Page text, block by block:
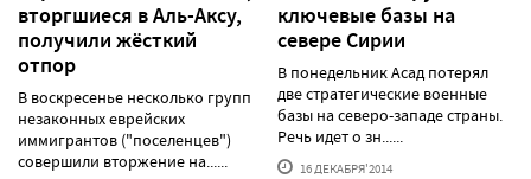
вторгшиеся в Аль-Аксу,
получили жёсткий
отпор
В воскресенье несколько групп
незаконных еврейских
иммигрантов ("поселенцев")
совершили вторжение на......
ключевые базы на
севере Сирии
В понедельник Асад потерял
две стратегические военные
базы на северо-западе страны.
Речь идет о зн......
16 ДЕКАБРЯ'2014